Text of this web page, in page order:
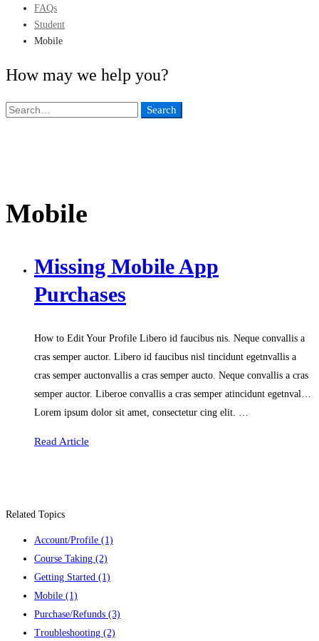
FAQs
Student
Mobile
How may we help you?
Search
Search
Mobile
Missing Mobile App
Purchases
How to Edit Your Profile Libero id faucibus nis. Neque convallis a
cras semper auctor. Libero id faucibus nisl tincidunt egetnvallis a
cras semper auctonvallis a cras semper aucto. Neque convallis a cras
semper auctor. Liberoe convallis a cras semper atincidunt egetnval…
Lorem ipsum dolor sit amet, consectetur cing elit. …
Read Article
Related Topics
Account/Profile (1)
Course Taking (2)
Getting Started (1)
Mobile (1)
Purchase/Refunds (3)
Troubleshooting (2)